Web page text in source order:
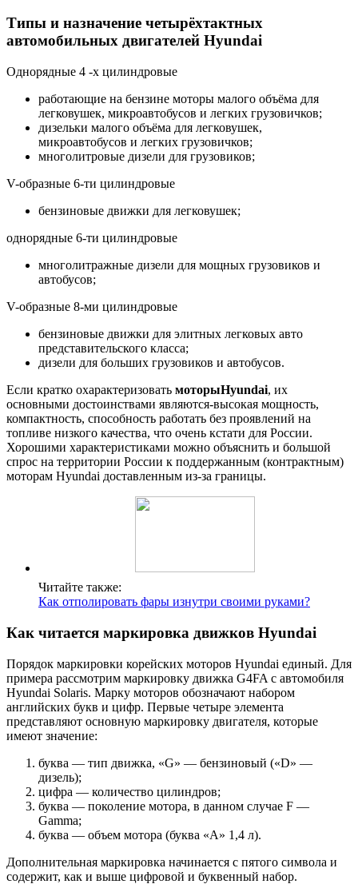
Типы и назначение четырёхтактных
автомобильных двигателей Hyundai
Однорядные 4 -х цилиндровые
работающие на бензине моторы малого объёма для
легковушек, микроавтобусов и легких грузовичков;
дизельки малого объёма для легковушек,
микроавтобусов и легких грузовичков;
многолитровые дизели для грузовиков;
V-образные 6-ти цилиндровые
бензиновые движки для легковушек;
однорядные 6-ти цилиндровые
многолитражные дизели для мощных грузовиков и
автобусов;
V-образные 8-ми цилиндровые
бензиновые движки для элитных легковых авто
представительского класса;
дизели для больших грузовиков и автобусов.
Если кратко охарактеризовать моторыHyundai, их
основными достоинствами являются-высокая мощность,
компактность, способность работать без проявлений на
топливе низкого качества, что очень кстати для России.
Хорошими характеристиками можно объяснить и большой
спрос на территории России к поддержанным (контрактным)
моторам Hyundai доставленным из-за границы.
Читайте также:
Как отполировать фары изнутри своими руками?
Как читается маркировка движков Hyundai
Порядок маркировки корейских моторов Hyundai единый. Для
примера рассмотрим маркировку движка G4FA с автомобиля
Hyundai Solaris. Марку моторов обозначают набором
английских букв и цифр. Первые четыре элемента
представляют основную маркировку двигателя, которые
имеют значение:
буква — тип движка, «G» — бензиновый («D» —
дизель);
цифра — количество цилиндров;
буква — поколение мотора, в данном случае F —
Gamma;
буква — объем мотора (буква «A» 1,4 л).
Дополнительная маркировка начинается с пятого символа и
содержит, как и выше цифровой и буквенный набор.